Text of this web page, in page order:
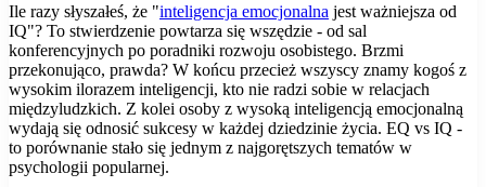
Ile razy słyszałeś, że "inteligencja emocjonalna jest ważniejsza od
IQ"? To stwierdzenie powtarza się wszędzie - od sal
konferencyjnych po poradniki rozwoju osobistego. Brzmi
przekonująco, prawda? W końcu przecież wszyscy znamy kogoś z
wysokim ilorazem inteligencji, kto nie radzi sobie w relacjach
międzyludzkich. Z kolei osoby z wysoką inteligencją emocjonalną
wydają się odnosić sukcesy w każdej dziedzinie życia. EQ vs IQ -
to porównanie stało się jednym z najgorętszych tematów w
psychologii popularnej.